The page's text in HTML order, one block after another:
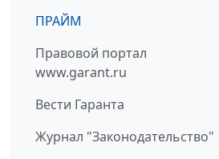
ПРАЙМ
Правовой портал
www.garant.ru
Вести Гаранта
Журнал "Законодательство"